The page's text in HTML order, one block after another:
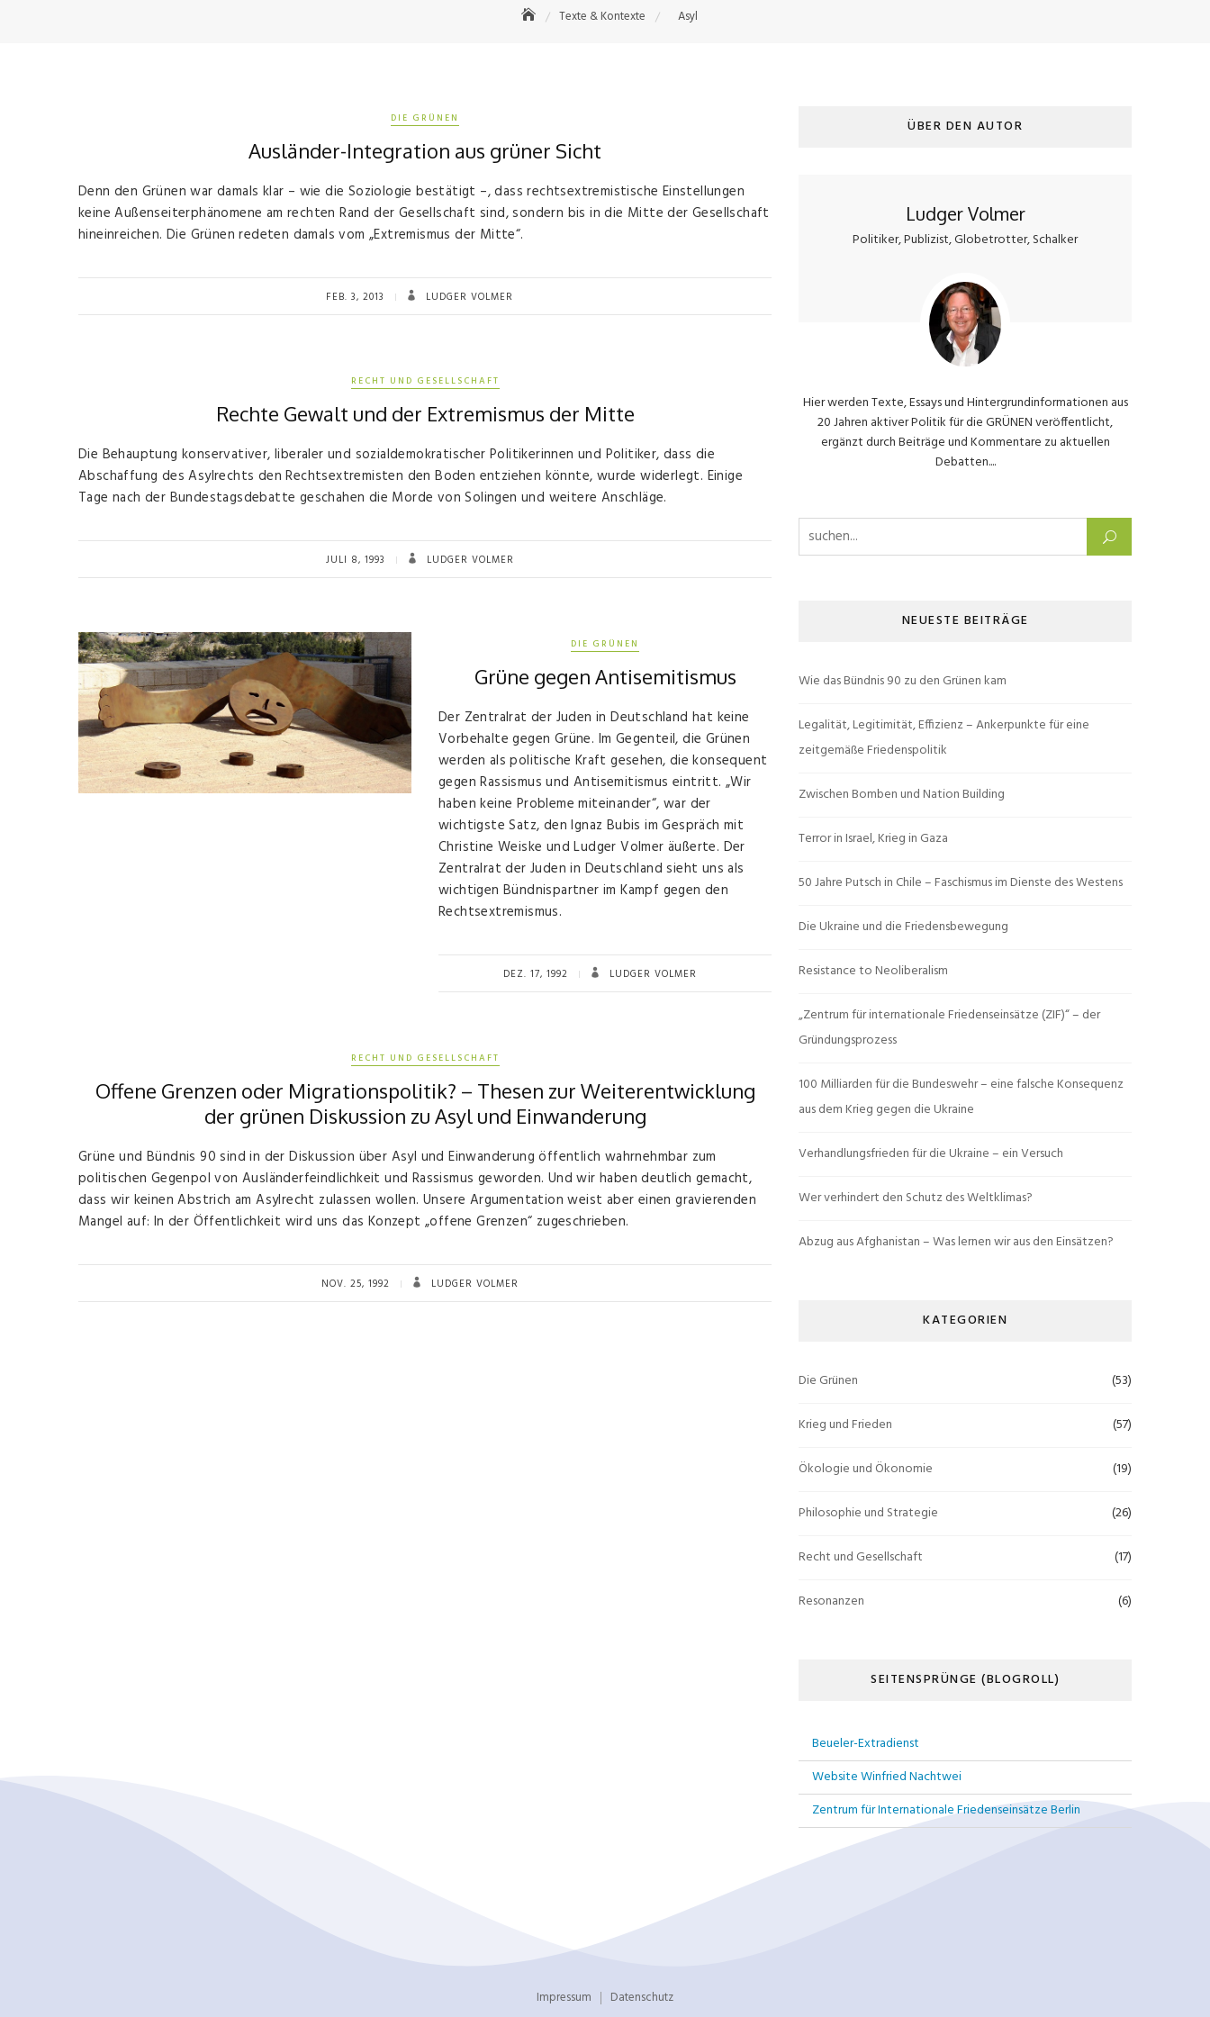
Texte & Kontexte Asyl
DIE GRÜNEN
Ausländer-Integration aus grüner Sicht
Denn den Grünen war damals klar – wie die Soziologie bestätigt –, dass rechtsextremistische Einstellungen
keine Außenseiterphänomene am rechten Rand der Gesellschaft sind, sondern bis in die Mitte der Gesellschaft
hineinreichen. Die Grünen redeten damals vom „Extremismus der Mitte“.
FEB. 3, 2013 LUDGER VOLMER
RECHT UND GESELLSCHAFT
Rechte Gewalt und der Extremismus der Mitte
Die Behauptung konservativer, liberaler und sozialdemokratischer Politikerinnen und Politiker, dass die
Abschaffung des Asylrechts den Rechtsextremisten den Boden entziehen könnte, wurde widerlegt. Einige
Tage nach der Bundestagsdebatte geschahen die Morde von Solingen und weitere Anschläge.
JULI 8, 1993 LUDGER VOLMER
DIE GRÜNEN
Grüne gegen Antisemitismus
Der Zentralrat der Juden in Deutschland hat keine
Vorbehalte gegen Grüne. Im Gegenteil, die Grünen
werden als politische Kraft gesehen, die konsequent
gegen Rassismus und Antisemitismus eintritt. „Wir
haben keine Probleme miteinander“, war der
wichtigste Satz, den Ignaz Bubis im Gespräch mit
Christine Weiske und Ludger Volmer äußerte. Der
Zentralrat der Juden in Deutschland sieht uns als
wichtigen Bündnispartner im Kampf gegen den
Rechtsextremismus.
DEZ. 17, 1992 LUDGER VOLMER
RECHT UND GESELLSCHAFT
Offene Grenzen oder Migrationspolitik? – Thesen zur Weiterentwicklung
der grünen Diskussion zu Asyl und Einwanderung
Grüne und Bündnis 90 sind in der Diskussion über Asyl und Einwanderung öffentlich wahrnehmbar zum
politischen Gegenpol von Ausländerfeindlichkeit und Rassismus geworden. Und wir haben deutlich gemacht,
dass wir keinen Abstrich am Asylrecht zulassen wollen. Unsere Argumentation weist aber einen gravierenden
Mangel auf: In der Öffentlichkeit wird uns das Konzept „offene Grenzen“ zugeschrieben.
NOV. 25, 1992 LUDGER VOLMER
ÜBER DEN AUTOR
Ludger Volmer
Politiker, Publizist, Globetrotter, Schalker
Hier werden Texte, Essays und Hintergrundinformationen aus
20 Jahren aktiver Politik für die GRÜNEN veröffentlicht,
ergänzt durch Beiträge und Kommentare zu aktuellen
Debatten....
Suchen nach:
NEUESTE BEITRÄGE
Wie das Bündnis 90 zu den Grünen kam
Legalität, Legitimität, Effizienz – Ankerpunkte für eine
zeitgemäße Friedenspolitik
Zwischen Bomben und Nation Building
Terror in Israel, Krieg in Gaza
50 Jahre Putsch in Chile – Faschismus im Dienste des Westens
Die Ukraine und die Friedensbewegung
Resistance to Neoliberalism
„Zentrum für internationale Friedenseinsätze (ZIF)“ – der
Gründungsprozess
100 Milliarden für die Bundeswehr – eine falsche Konsequenz
aus dem Krieg gegen die Ukraine
Verhandlungsfrieden für die Ukraine – ein Versuch
Wer verhindert den Schutz des Weltklimas?
Abzug aus Afghanistan – Was lernen wir aus den Einsätzen?
KATEGORIEN
Die Grünen (53)
Krieg und Frieden (57)
Ökologie und Ökonomie (19)
Philosophie und Strategie (26)
Recht und Gesellschaft (17)
Resonanzen (6)
SEITENSPRÜNGE (BLOGROLL)
Beueler-Extradienst
Website Winfried Nachtwei
Zentrum für Internationale Friedenseinsätze Berlin
Impressum Datenschutz